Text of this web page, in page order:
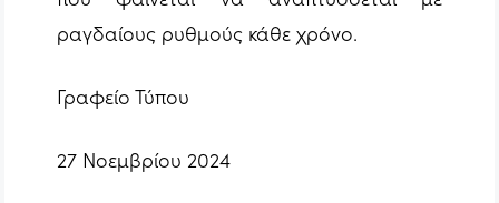
ραγδαίους ρυθμούς κάθε χρόνο.
Γραφείο Τύπου
27 Νοεμβρίου 2024